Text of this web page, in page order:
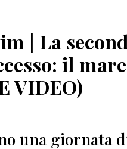
| La
il
VIDEO)
una giornata